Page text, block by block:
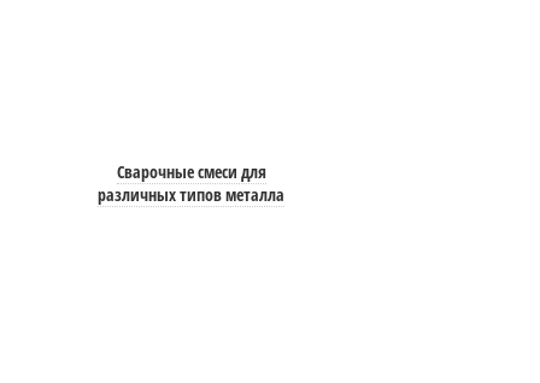
Сварочные смеси для
различных типов металла